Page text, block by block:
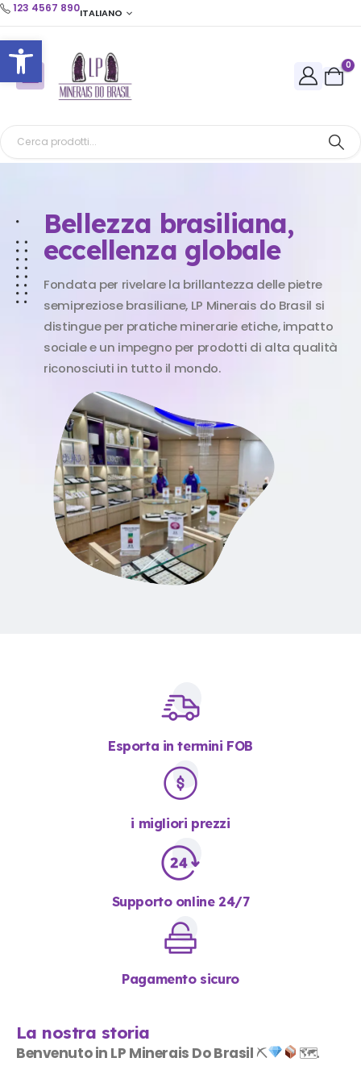
Apri la barra degli strumenti
123 4567 890ITALIANO
0
Bellezza brasiliana,
eccellenza globale
Fondata per rivelare la brillantezza delle pietre
semipreziose brasiliane, LP Minerais do Brasil si
distingue per pratiche minerarie etiche, impatto
sociale e un impegno per prodotti di alta qualità
riconosciuti in tutto il mondo.
Esporta in termini FOB
i migliori prezzi
Supporto online 24/7
Pagamento sicuro
La nostra storia
Benvenuto in LP Minerais Do Brasil ⛏ 🗺.